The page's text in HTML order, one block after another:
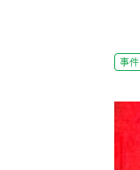
事件